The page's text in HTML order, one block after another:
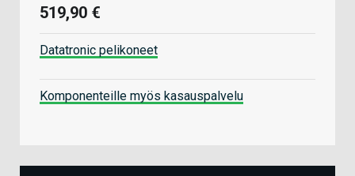
519,90 €
Datatronic pelikoneet
Komponenteille myös kasauspalvelu